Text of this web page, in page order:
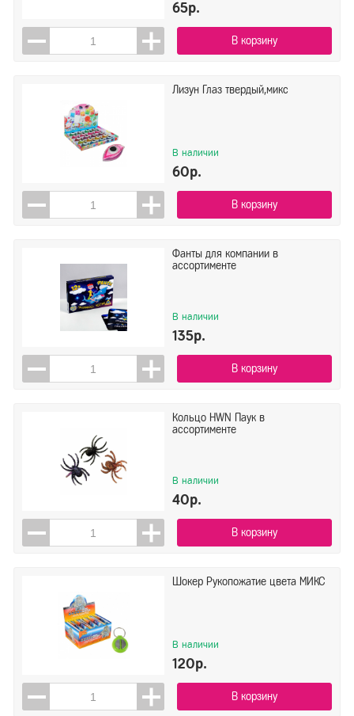
65р.
В корзину
Лизун Глаз твердый,микс
В наличии
60р.
В корзину
Фанты для компании в
ассортименте
В наличии
135р.
В корзину
Кольцо HWN Паук в
ассортименте
В наличии
40р.
В корзину
Шокер Рукопожатие цвета МИКС
В наличии
120р.
В корзину